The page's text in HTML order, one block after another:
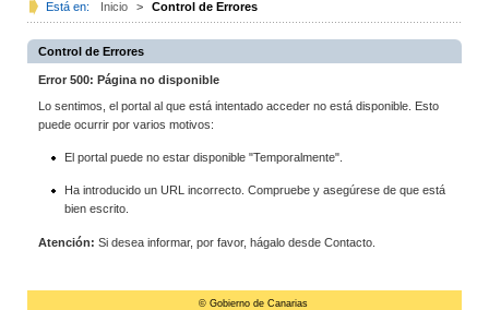
Está en: Inicio > Control de Errores
Control de Errores
Error 500: Página no disponible
Lo sentimos, el portal al que está intentado acceder no está disponible. Esto
puede ocurrir por varios motivos:
El portal puede no estar disponible "Temporalmente".
Ha introducido un URL incorrecto. Compruebe y asegúrese de que está
bien escrito.
Atención: Si desea informar, por favor, hágalo desde Contacto.
© Gobierno de Canarias